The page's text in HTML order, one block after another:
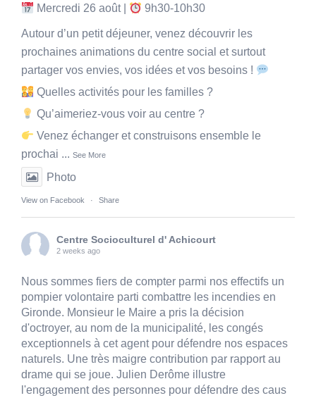
Mercredi 26 août | 9h30-10h30
Autour d’un petit déjeuner, venez découvrir les
prochaines animations du centre social et surtout
partager vos envies, vos idées et vos besoins !
Quelles activités pour les familles ?
Qu’aimeriez-vous voir au centre ?
Venez échanger et construisons ensemble le
prochai ... See More
Photo
View on Facebook · Share
Centre Socioculturel d' Achicourt
2 weeks ago
Nous sommes fiers de compter parmi nos effectifs un
pompier volontaire parti combattre les incendies en
Gironde. Monsieur le Maire a pris la décision
d'octroyer, au nom de la municipalité, les congés
exceptionnels à cet agent pour défendre nos espaces
naturels. Une très maigre contribution par rapport au
drame qui se joue. Julien Derôme illustre
l'engagement des personnes pour défendre des caus